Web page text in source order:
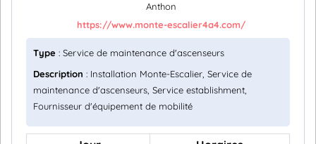
Anthon
https://www.monte-escalier4a4.com/
Type : Service de maintenance d'ascenseurs
Description : Installation Monte-Escalier, Service de
maintenance d'ascenseurs, Service establishment,
Fournisseur d'équipement de mobilité